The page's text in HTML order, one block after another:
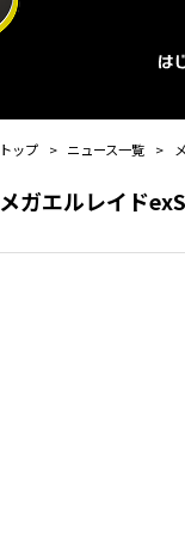
トップ ニュース一覧
メガエルレイド